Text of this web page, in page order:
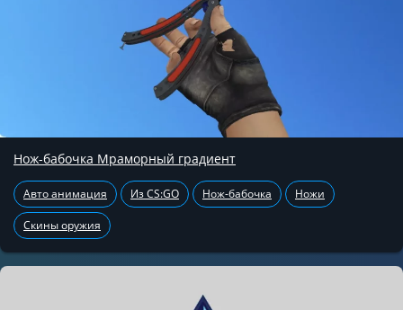
Нож-бабочка Мраморный градиент
Авто анимация Из CS:GO Нож-бабочка Ножи
Скины оружия